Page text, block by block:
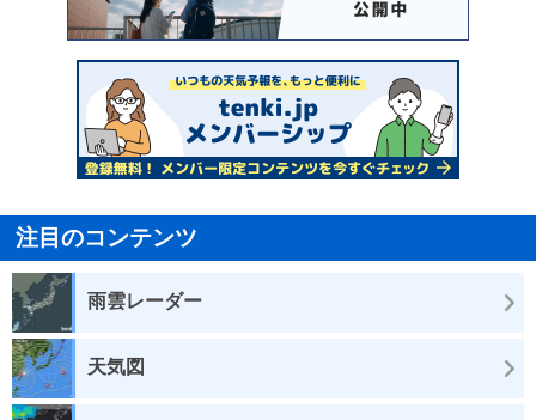
注目のコンテンツ
雨雲レーダー
天気図